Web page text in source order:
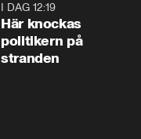
I DAG 12:19
Här knockas
politikern på
stranden